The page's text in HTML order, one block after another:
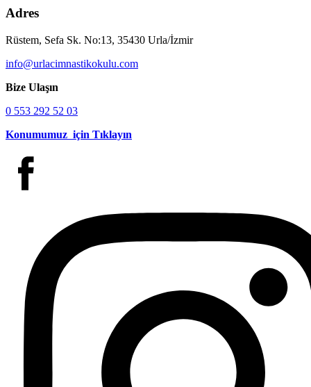
Adres
Rüstem, Sefa Sk. No:13, 35430 Urla/İzmir
info@urlacimnastikokulu.com
Bize Ulaşın
0 553 292 52 03
Konumumuz için Tıklayın